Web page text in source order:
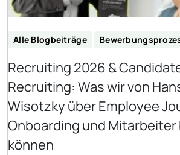
Alle Blogbeiträge
Recruiting 2026 &
Recruiting: Was wir von
Wisotzky über Employee
Onboarding und
können